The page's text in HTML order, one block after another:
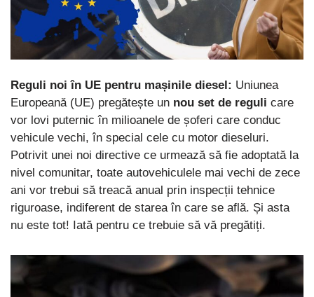
Reguli noi în UE pentru mașinile diesel: Uniunea
Europeană (UE) pregătește un nou set de reguli care
vor lovi puternic în milioanele de șoferi care conduc
vehicule vechi, în special cele cu motor dieseluri.
Potrivit unei noi directive ce urmează să fie adoptată la
nivel comunitar, toate autovehiculele mai vechi de zece
ani vor trebui să treacă anual prin inspecții tehnice
riguroase, indiferent de starea în care se află. Și asta
nu este tot! Iată pentru ce trebuie să vă pregătiți.